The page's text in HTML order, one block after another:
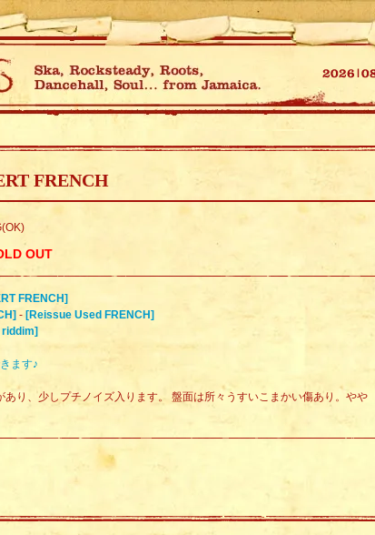
FRENCH
OUT
FRENCH]
- [Reissue Used FRENCH]
riddim]
ます♪
あり、少しプチノイズ入ります。 盤面は所々うすいこまかい傷あり。やや